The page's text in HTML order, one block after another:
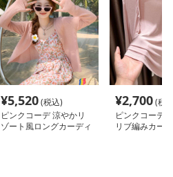
¥5,520(税込)
ピンクコーデ 涼やかリ
ゾート風ロングカーディ
¥2,700(税
ピンクコーデ
リブ編みカー